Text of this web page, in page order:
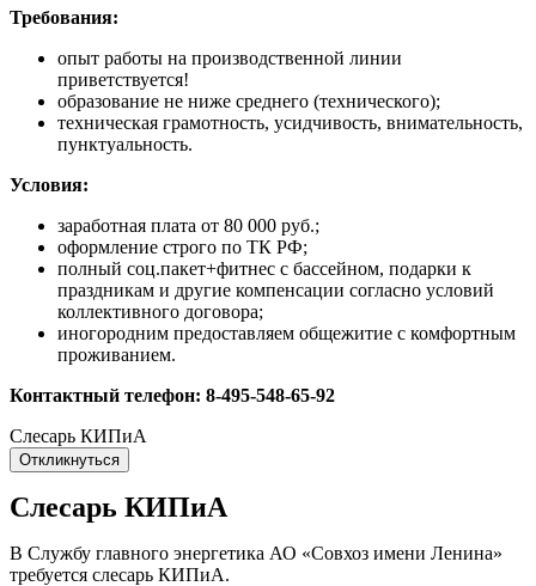
Требования:
опыт работы на производственной линии
приветствуется!
образование не ниже среднего (технического);
техническая грамотность, усидчивость, внимательность,
пунктуальность.
Условия:
заработная плата от 80 000 руб.;
оформление строго по ТК РФ;
полный соц.пакет+фитнес с бассейном, подарки к
праздникам и другие компенсации согласно условий
коллективного договора;
иногородним предоставляем общежитие с комфортным
проживанием.
Контактный телефон: 8-495-548-65-92
Слесарь КИПиА
Откликнуться
Слесарь КИПиА
В Службу главного энергетика АО «Совхоз имени Ленина»
требуется слесарь КИПиА.